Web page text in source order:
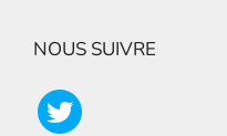
NOUS SUIVRE